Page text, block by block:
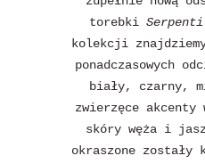
torebki
kolekcji
ponadczasowych
biały, czarny,
zwierzęce
skóry węża i
okraszone zostały